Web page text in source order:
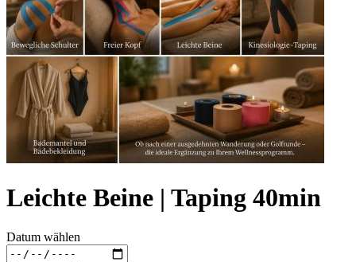
Leichte Beine | Taping 40min
Datum wählen